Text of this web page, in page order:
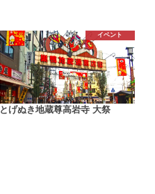
イベント
とげぬき地蔵尊高岩寺 大祭